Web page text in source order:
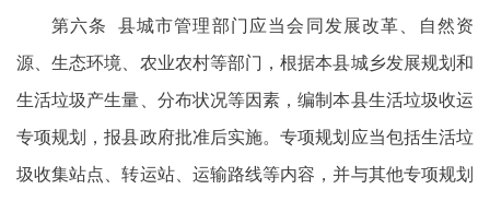
第六条 县城市管理部门应当会同发展改革、自然资
源、生态环境、农业农村等部门，根据本县城乡发展规划和
生活垃圾产生量、分布状况等因素，编制本县生活垃圾收运
专项规划，报县政府批准后实施。专项规划应当包括生活垃
圾收集站点、转运站、运输路线等内容，并与其他专项规划